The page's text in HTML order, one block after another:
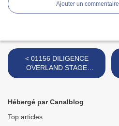
Ajouter un commentaire
< 01156 DILIGENCE
OVERLAND STAGE
MARQUE TUDOR ROSE
Hébergé par Canalblog
Top articles